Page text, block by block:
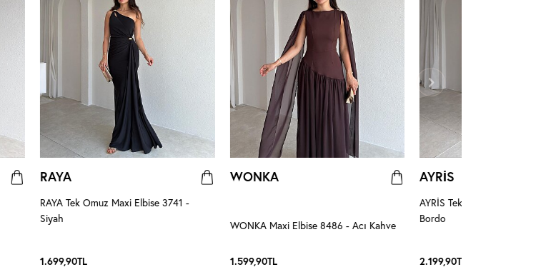
RAYA
RAYA Tek Omuz Maxi Elbise 3741 -
Siyah
1.699,90TL
WONKA
WONKA Maxi Elbise 8486 - Acı Kahve
1.599,90TL
AYRİS
AYRİS Tek Omuz Maxi
Bordo
2.199,90TL